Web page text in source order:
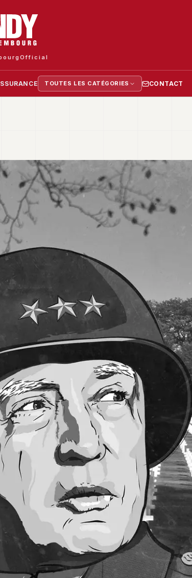
TOUTES LES CATÉGORIES CONTACT